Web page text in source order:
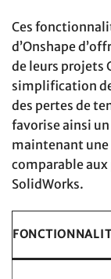
Ces
d’Onshape
de leurs projets
simplification
des pertes de
favorise ainsi
maintenant une
comparable aux
SolidWorks.